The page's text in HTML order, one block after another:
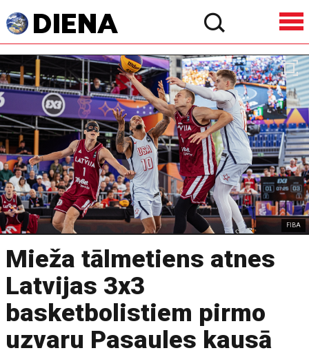
FIBA
Mieža tālmetiens atnes
Latvijas 3x3
basketbolistiem pirmo
uzvaru Pasaules kausā